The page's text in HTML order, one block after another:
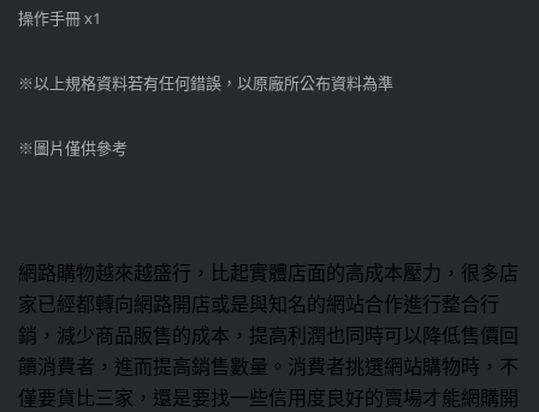
操作手冊 x1
※以上規格資料若有任何錯誤，以原廠所公布資料為準
※圖片僅供參考
網路購物越來越盛行，比起實體店面的高成本壓力，很多店
家已經都轉向網路開店或是與知名的網站合作進行整合行
銷，減少商品販售的成本，提高利潤也同時可以降低售價回
饋消費者，進而提高銷售數量。消費者挑選網站購物時，不
僅要貨比三家，還是要找一些信用度良好的賣場才能網購開